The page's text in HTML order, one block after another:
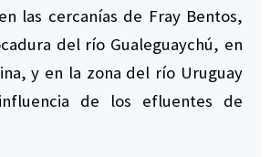
las cercanías de Fray Bentos,
del río Gualeguaychú, en
y en la zona del río Uruguay
de los efluentes de